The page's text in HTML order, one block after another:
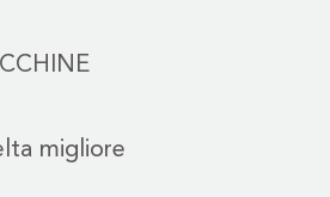
migliore